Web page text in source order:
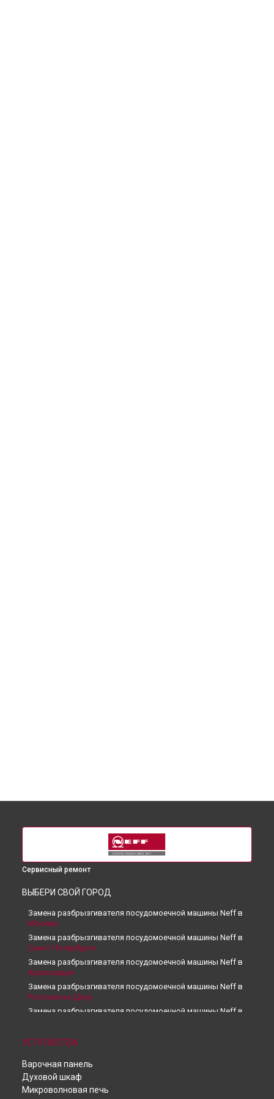
Сервисный ремонт
ВЫБЕРИ СВОЙ ГОРОД
Замена разбрызгивателя посудомоечной машины Neff в
Москве
Замена разбрызгивателя посудомоечной машины Neff в
Санкт-Петербурге
Замена разбрызгивателя посудомоечной машины Neff в
Краснодаре
Замена разбрызгивателя посудомоечной машины Neff в
Ростове-на-Дону
Замена разбрызгивателя посудомоечной машины Neff в
Замена разбрызгивателя посудомоечной машины Neff в
Новосибирске
Замена разбрызгивателя посудомоечной машины Neff в
Челябинске
Замена разбрызгивателя посудомоечной машины Neff в
Екатеринбурге
УСТРОЙСТВА
Варочная панель
Духовой шкаф
Микроволновая печь